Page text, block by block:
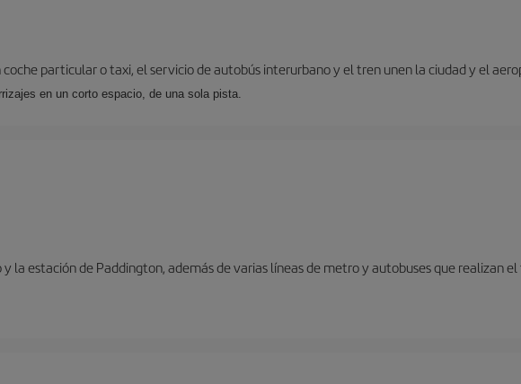
particular o taxi, el servicio de autobús interurbano y el tren unen la ciudad y el
en un corto espacio, de una sola pista.
la estación de Paddington, además de varias líneas de metro y autobuses que realizan